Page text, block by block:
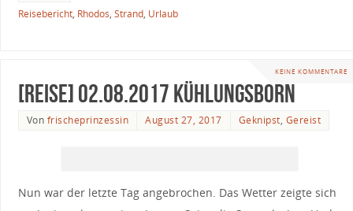
Reisebericht, Rhodos, Strand, Urlaub
KEINE KOMMENTARE
[Reise] 02.08.2017 Kühlungsborn
Von frischeprinzessin August 27, 2017 Geknipst, Gereist
Nun war der letzte Tag angebrochen. Das Wetter zeigte sich